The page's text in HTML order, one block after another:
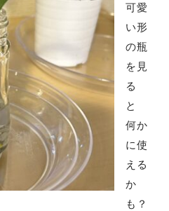
可愛
い形
の瓶
を見
る
と
何か
に使
える
か
も？